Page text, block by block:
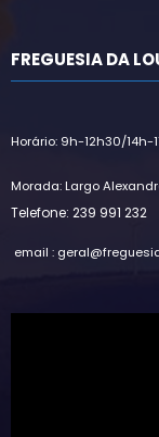
FREGUESIA DA
Horário: 9h-12h30/
Morada: Largo
Telefone: 239 991 232
email :